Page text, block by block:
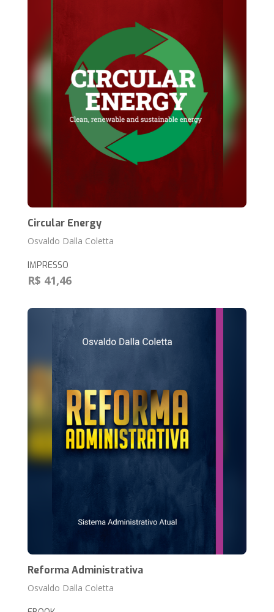
Circular Energy
Osvaldo Dalla Coletta
IMPRESSO
R$ 41,46
Reforma Administrativa
Osvaldo Dalla Coletta